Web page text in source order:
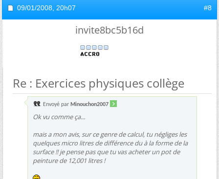
09/01/2008, 20h07 #8
invite8bc5b16d
Re : Exercices physiques collège
Envoyé par Minouchon2007
Ok vu comme ça...
mais a mon avis, sur ce genre de calcul, tu négliges les
quelques micro litres de différence du à la forme de la
surface !! je pense pas que tu vas acheter un pot de
peinture de 12,001 litres !